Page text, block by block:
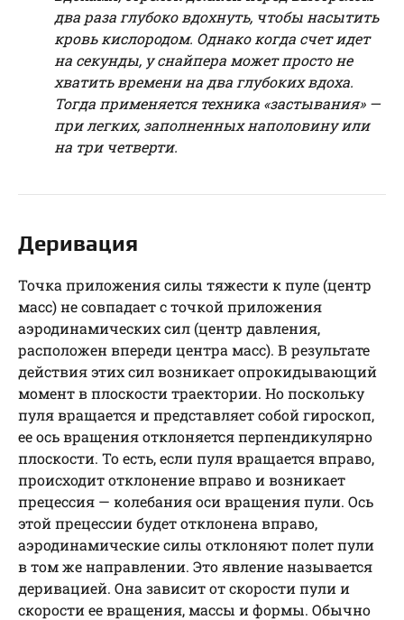
два раза глубоко вдохнуть, чтобы насытить
кровь кислородом. Однако когда счет идет
на секунды, у снайпера может просто не
хватить времени на два глубоких вдоха.
Тогда применяется техника «застывания» —
при легких, заполненных наполовину или
на три четверти.
Деривация
Точка приложения силы тяжести к пуле (центр
масс) не совпадает с точкой приложения
аэродинамических сил (центр давления,
расположен впереди центра масс). В результате
действия этих сил возникает опрокидывающий
момент в плоскости траектории. Но поскольку
пуля вращается и представляет собой гироскоп,
ее ось вращения отклоняется перпендикулярно
плоскости. То есть, если пуля вращается вправо,
происходит отклонение вправо и возникает
прецессия — колебания оси вращения пули. Ось
этой прецессии будет отклонена вправо,
аэродинамические силы отклоняют полет пули
в том же направлении. Это явление называется
деривацией. Она зависит от скорости пули и
скорости ее вращения, массы и формы. Обычно